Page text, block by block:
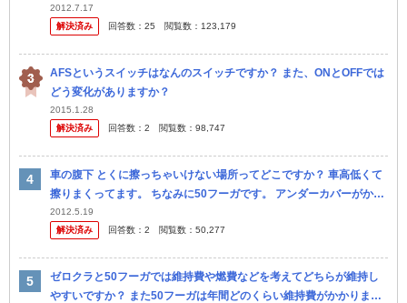
こく煽ってパッシングして挑発してみました。 すると相手も挑...
2012.7.17
解決済み
回答数： 25 閲覧数： 123,179
AFSというスイッチはなんのスイッチですか？ また、ONとOFFでは
どう変化がありますか？
2015.1.28
解決済み
回答数： 2 閲覧数： 98,747
車の腹下 とくに擦っちゃいけない場所ってどこですか？ 車高低くて
擦りまくってます。 ちなみに50フーガです。 アンダーカバーがかな
り低いのですが、とったらわりかし良くなるのでしょう か？ 問題...
2012.5.19
解決済み
回答数： 2 閲覧数： 50,277
ゼロクラと50フーガでは維持費や燃費などを考えてどちらが維持し
やすいですか？ また50フーガは年間どのくらい維持費がかかります